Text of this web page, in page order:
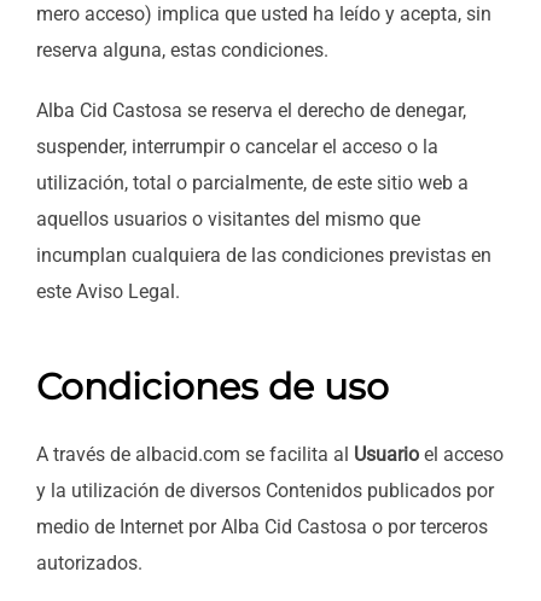
mero acceso) implica que usted ha leído y acepta, sin
reserva alguna, estas condiciones.
Alba Cid Castosa se reserva el derecho de denegar,
suspender, interrumpir o cancelar el acceso o la
utilización, total o parcialmente, de este sitio web a
aquellos usuarios o visitantes del mismo que
incumplan cualquiera de las condiciones previstas en
este Aviso Legal.
Condiciones de uso
A través de albacid.com se facilita al Usuario el acceso
y la utilización de diversos Contenidos publicados por
medio de Internet por Alba Cid Castosa o por terceros
autorizados.